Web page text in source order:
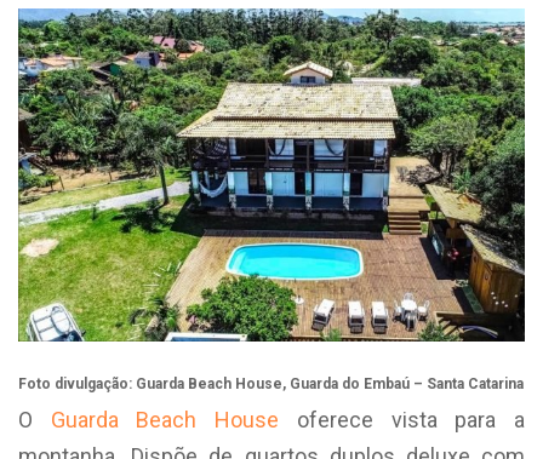
Foto divulgação: Guarda Beach House, Guarda do Embaú – Santa Catarina
O Guarda Beach House oferece vista para a